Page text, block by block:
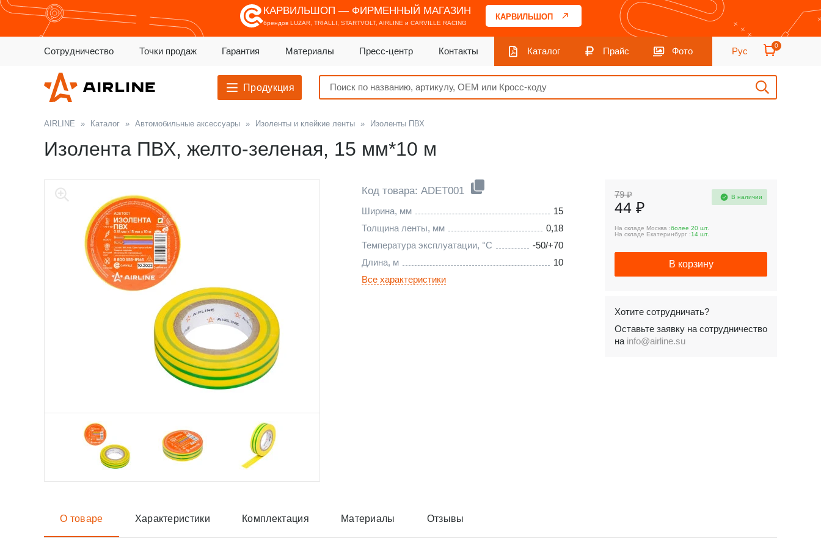
КАРВИЛЬШОП — ФИРМЕННЫЙ МАГАЗИН
брендов LUZAR, TRIALLI, STARTVOLT, AIRLINE и CARVILLE RACING
КАРВИЛЬШОП
Сотрудничество Точки продаж Гарантия Материалы Пресс-центр Контакты Каталог Прайс Фото Рус
0
Продукция
AIRLINE » Каталог » Автомобильные аксессуары » Изоленты и клейкие ленты » Изоленты ПВХ
Изолента ПВХ, желто-зеленая, 15 мм*10 м
Код товара: ADET001
Ширина, мм
15
Толщина ленты, мм
0,18
Температура эксплуатации, °С
-50/+70
Длина, м
10
Все характеристики
79 ₽
44 ₽
В наличии
На складе Москва :более 20 шт.
На складе Екатеринбург :14 шт.
В корзину
Хотите сотрудничать?
Оставьте заявку на сотрудничество
на info@airline.su
О товаре Характеристики Комплектация Материалы Отзывы